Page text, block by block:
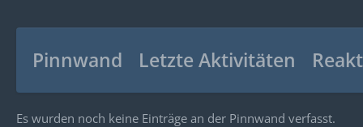
Pinnwand Letzte Aktivitäten
Es wurden noch keine Einträge an der Pinnwand verfasst.